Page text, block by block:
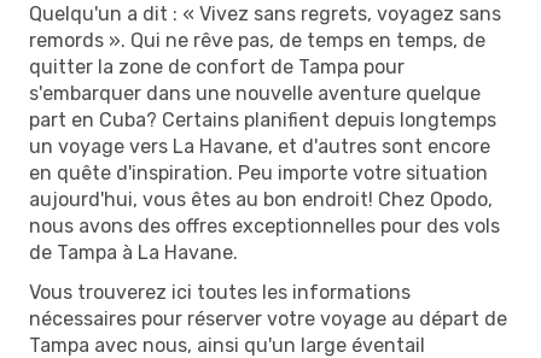
Quelqu'un a dit : « Vivez sans regrets, voyagez sans
remords ». Qui ne rêve pas, de temps en temps, de
quitter la zone de confort de Tampa pour
s'embarquer dans une nouvelle aventure quelque
part en Cuba? Certains planifient depuis longtemps
un voyage vers La Havane, et d'autres sont encore
en quête d'inspiration. Peu importe votre situation
aujourd'hui, vous êtes au bon endroit! Chez Opodo,
nous avons des offres exceptionnelles pour des vols
de Tampa à La Havane.
Vous trouverez ici toutes les informations
nécessaires pour réserver votre voyage au départ de
Tampa avec nous, ainsi qu'un large éventail